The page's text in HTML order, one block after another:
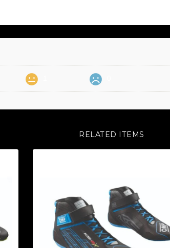
RELATED ITEMS